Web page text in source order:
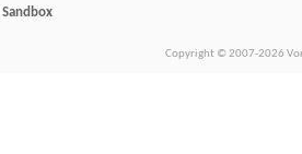
Sandbox
Copyright © 2007-2026